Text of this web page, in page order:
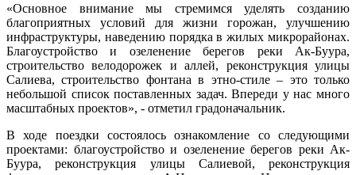
«Основное внимание мы стремимся уделять созданию
благоприятных условий для жизни горожан, улучшению
инфраструктуры, наведению порядка в жилых микрорайонах.
Благоустройство и озеленение берегов реки Ак-Буура,
строительство велодорожек и аллей, реконструкция улицы
Салиева, строительство фонтана в этно-стиле – это только
небольшой список поставленных задач. Впереди у нас много
масштабных проектов», - отметил градоначальник.
В ходе поездки состоялось ознакомление со следующими
проектами: благоустройство и озеленение берегов реки Ак-
Буура, реконструкция улицы Салиевой, реконструкция